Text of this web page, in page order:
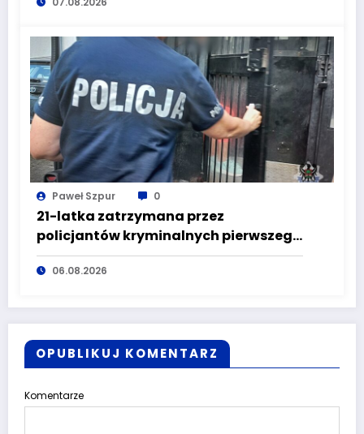
Paweł Szpur 0
21-latka zatrzymana przez
policjantów kryminalnych pierwszego
komisariatu za kradzieże sklepowe
06.08.2026
OPUBLIKUJ KOMENTARZ
Komentarze